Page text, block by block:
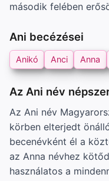
második felében
Ani becézései
Anikó Anci Anna
Az Ani név
Az Ani név
körben elterjedt
becenévként él a
az Anna névhez
használatos a